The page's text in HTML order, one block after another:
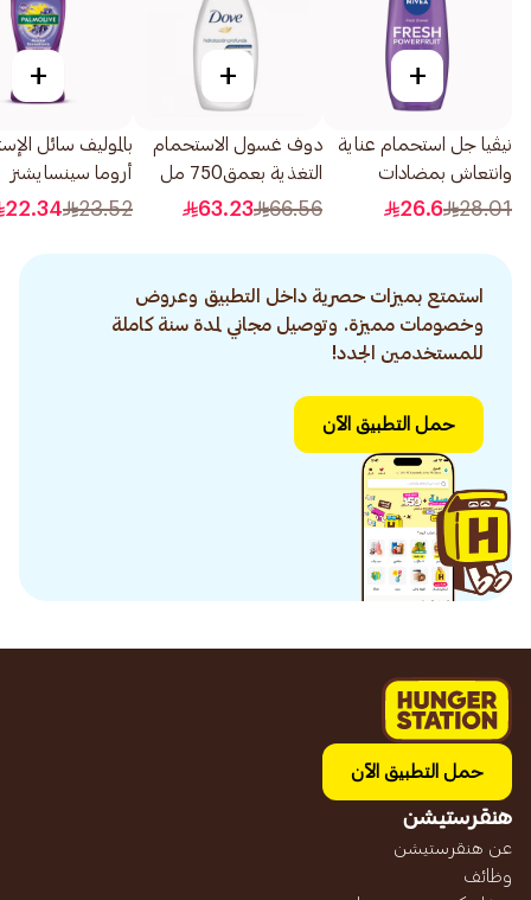
+
نيڤيا جل استحمام عناية
وانتعاش بمضادات
الأكسدة عطر التوت
28.01
26.6
+
دوف غسول الاستحمام
التغذية بعمق750 مل
66.56
63.23
+
بالموليف سائل
أروما سينسايشنز
الإسترخاء التام 250مل
23.52
22.34
استمتع بميزات حصرية داخل التطبيق وعروض
وخصومات مميزة. وتوصيل مجاني لمدة سنة كاملة
للمستخدمين الجدد!
حمل التطبيق الآن
حمل التطبيق الآن
هنقرستيشن
عن هنقرستيشن
وظائف